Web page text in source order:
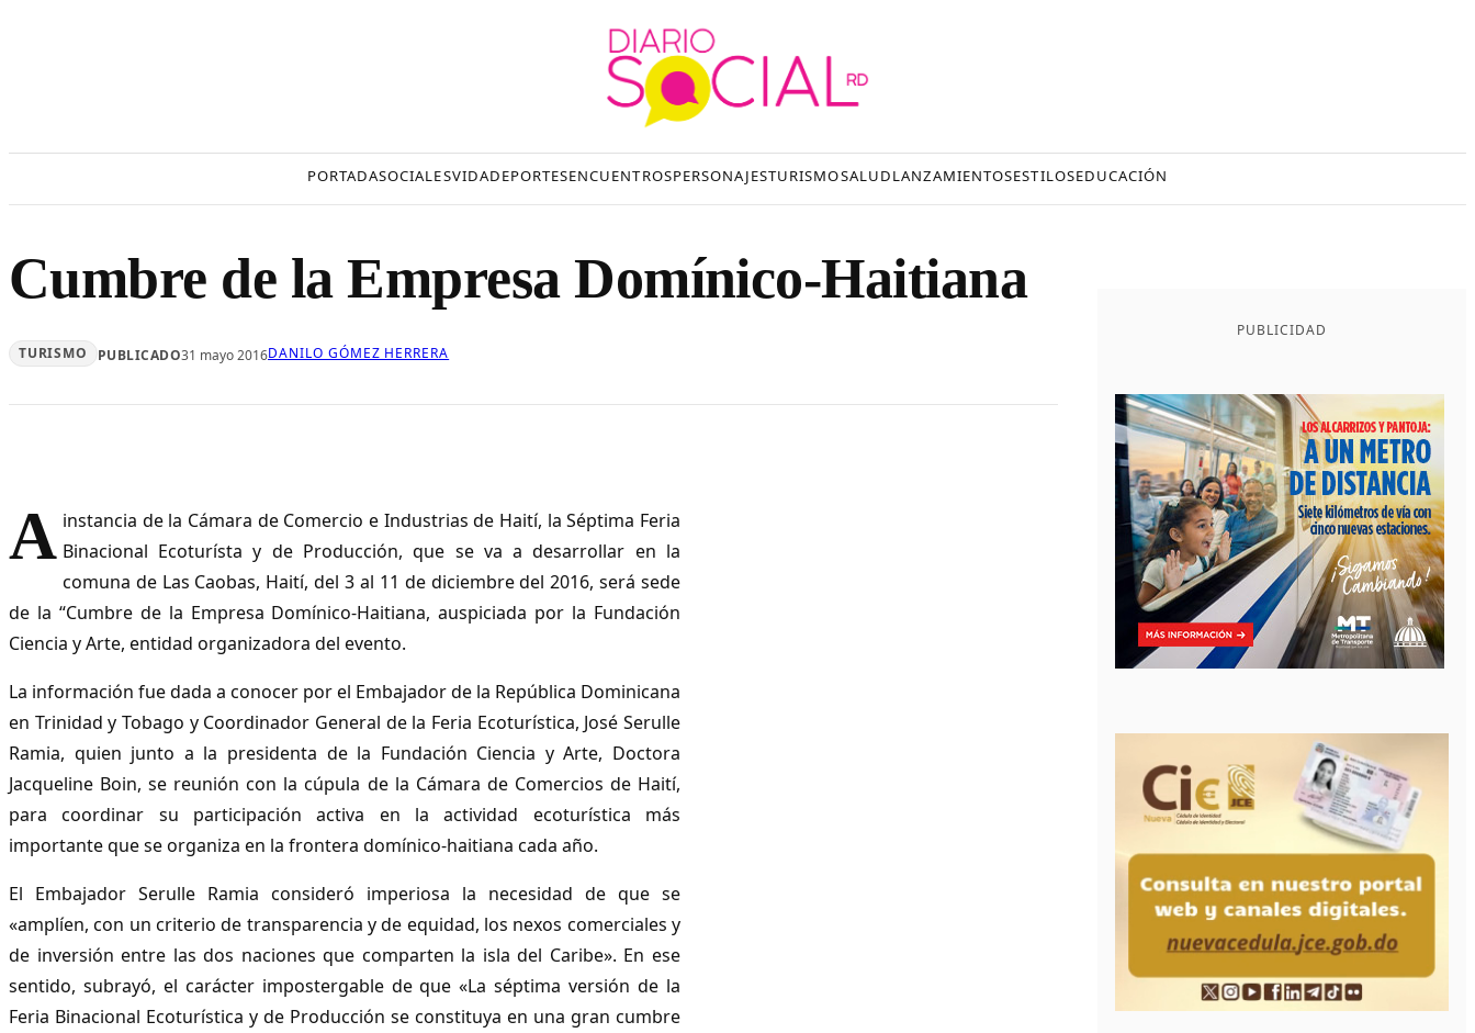
PORTADASOCIALESVIDADEPORTESENCUENTROSPERSONAJESTURISMOSALUDLANZAMIENTOSESTILOSEDUCACIÓN
Cumbre de la Empresa Domínico-Haitiana
TURISMO PUBLICADO31 mayo 2016DANILO GÓMEZ HERRERA
A instancia de la Cámara de Comercio e Industrias de Haití, la Séptima Feria
Binacional Ecoturísta y de Producción, que se va a desarrollar en la
comuna de Las Caobas, Haití, del 3 al 11 de diciembre del 2016, será sede
de la “Cumbre de la Empresa Domínico-Haitiana, auspiciada por la Fundación
Ciencia y Arte, entidad organizadora del evento.
La información fue dada a conocer por el Embajador de la República Dominicana
en Trinidad y Tobago y Coordinador General de la Feria Ecoturística, José Serulle
Ramia, quien junto a la presidenta de la Fundación Ciencia y Arte, Doctora
Jacqueline Boin, se reunión con la cúpula de la Cámara de Comercios de Haití,
para coordinar su participación activa en la actividad ecoturística más
importante que se organiza en la frontera domínico-haitiana cada año.
El Embajador Serulle Ramia consideró imperiosa la necesidad de que se
«amplíen, con un criterio de transparencia y de equidad, los nexos comerciales y
de inversión entre las dos naciones que comparten la isla del Caribe». En ese
sentido, subrayó, el carácter impostergable de que «La séptima versión de la
Feria Binacional Ecoturística y de Producción se constituya en una gran cumbre
PUBLICIDAD